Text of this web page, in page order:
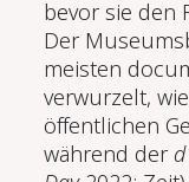
bevor sie den
Der
meisten
verwurzelt,
öffentlichen
während der